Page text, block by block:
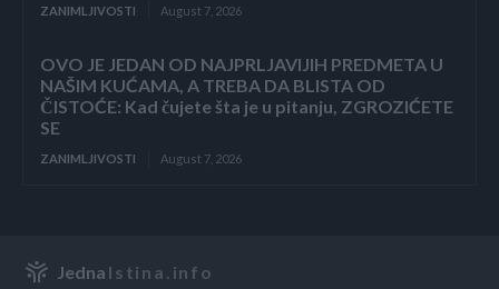
ZANIMLJIVOSTI August 7, 2026
OVO JE JEDAN OD NAJPRLJAVIJIH PREDMETA U
NAŠIM KUĆAMA, A TREBA DA BLISTA OD
ČISTOĆE: Kad čujete šta je u pitanju, ZGROZIĆETE
SE
ZANIMLJIVOSTI August 7, 2026
Jedna Istina.info